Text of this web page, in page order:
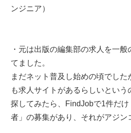
ンジニア）
・元は出版の編集部の求人を一
てました。
まだネット普及し始めの頃でし
も求人サイトがあるらしいという
探してみたら、FindJobで1件だ
者」の募集があり、それがアジン